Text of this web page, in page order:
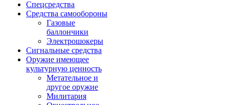
Спецсредства
Средства самообороны
Газовые
баллончики
Электрошокеры
Сигнальные средства
Оружие имеющее
культурную ценность
Метательное и
другое оружие
Милитария